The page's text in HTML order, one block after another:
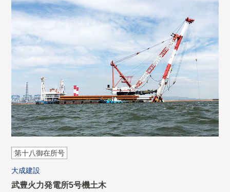
第十八御在所号
大成建設
武豊火力発電所5号機土木